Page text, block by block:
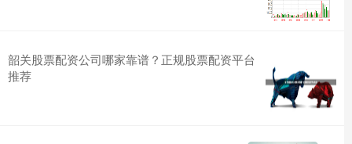
韶关股票配资公司哪家靠谱？正规股票配资平台
推荐